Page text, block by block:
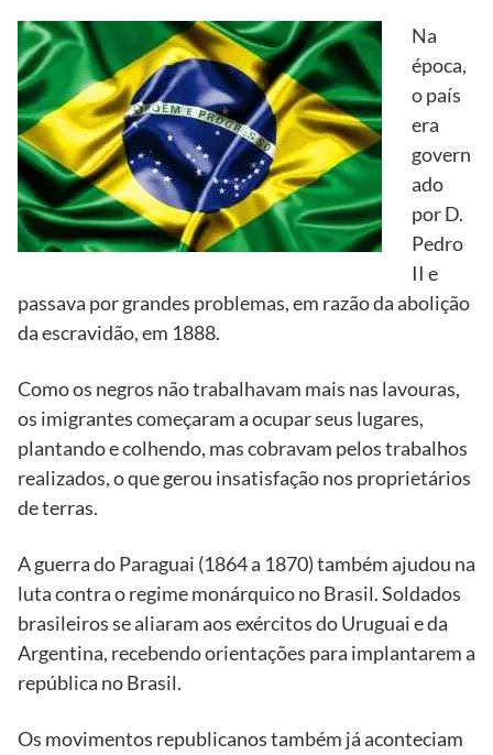
Na
época,
o país
era
govern
ado
por D.
Pedro
II e
passava por grandes problemas, em razão da abolição
da escravidão, em 1888.
Como os negros não trabalhavam mais nas lavouras,
os imigrantes começaram a ocupar seus lugares,
plantando e colhendo, mas cobravam pelos trabalhos
realizados, o que gerou insatisfação nos proprietários
de terras.
A guerra do Paraguai (1864 a 1870) também ajudou na
luta contra o regime monárquico no Brasil. Soldados
brasileiros se aliaram aos exércitos do Uruguai e da
Argentina, recebendo orientações para implantarem a
república no Brasil.
Os movimentos republicanos também já aconteciam